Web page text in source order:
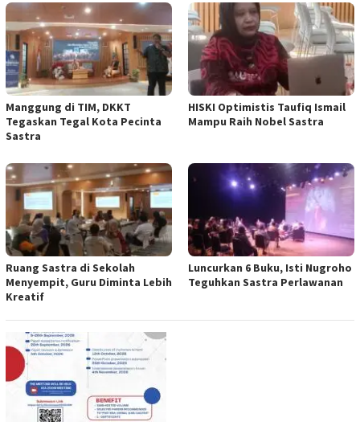
Manggung di TIM, DKKT
Tegaskan Tegal Kota Pecinta
Sastra
HISKI Optimistis Taufiq Ismail
Mampu Raih Nobel Sastra
Ruang Sastra di Sekolah
Menyempit, Guru Diminta Lebih
Kreatif
Luncurkan 6 Buku, Isti Nugroho
Teguhkan Sastra Perlawanan